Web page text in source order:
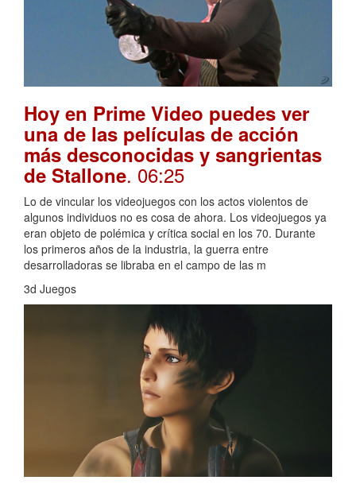
Hoy en Prime Video puedes ver
una de las películas de acción
más desconocidas y sangrientas
de Stallone. 06:25
Lo de vincular los videojuegos con los actos violentos de
algunos individuos no es cosa de ahora. Los videojuegos ya
eran objeto de polémica y crítica social en los 70. Durante
los primeros años de la industria, la guerra entre
desarrolladoras se libraba en el campo de las m
3d Juegos